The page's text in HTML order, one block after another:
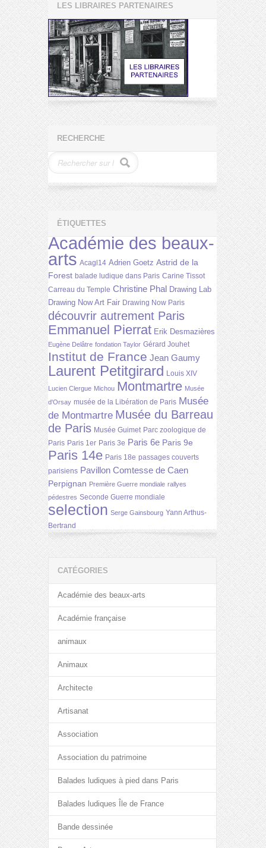
LES LIBRAIRES PARTENAIRES
RECHERCHE
ÉTIQUETTES
Académie des beaux-
arts Acagl14 Adrien Goetz Astrid de la
Forest balade ludique dans Paris Carine Tissot
Carreau du Temple Christine Phal Drawing Lab
Drawing Now Art Fair Drawing Now Paris
découvrir autrement Paris
Emmanuel Pierrat Erik Desmazières
Eugène Delâtre fondation Taylor Gérard Jouhet
Institut de France Jean Gaumy
Laurent Petitgirard Louis XIV
Lucien Clergue Michou Montmartre Musée
d'Orsay musée de la Libération de Paris Musée
de Montmartre Musée du Barreau
de Paris Musée Guimet Parc zoologique de
Paris Paris 1er Paris 3e Paris 6e Paris 9e
Paris 14e Paris 18e passages couverts
parisiens Pavillon Comtesse de Caen
Perpignan Première Guerre mondiale rallyes
pédestres Seconde Guerre mondiale
selection Serge Gainsbourg Yann Arthus-
Bertrand
CATÉGORIES
Académie des beaux-arts
Académie française
animaux
Animaux
Architecte
Artisanat
Association
Association du patrimoine
Balades ludiques à pied dans Paris
Balades ludiques Île de France
Bande dessinée